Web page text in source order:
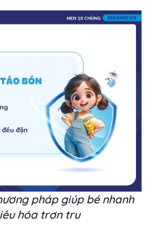
pháp giúp bé nhanh
hóa trơn tru